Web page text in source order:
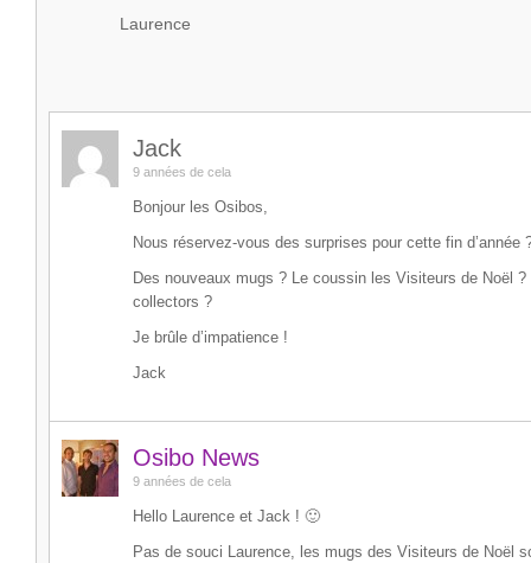
Laurence
Jack
9 années de cela
Bonjour les Osibos,
Nous réservez-vous des surprises pour cette fin d’année
Des nouveaux mugs ? Le coussin les Visiteurs de Noël ?
collectors ?
Je brûle d’impatience !
Jack
Osibo News
9 années de cela
Hello Laurence et Jack ! 🙂
Pas de souci Laurence, les mugs des Visiteurs de Noël